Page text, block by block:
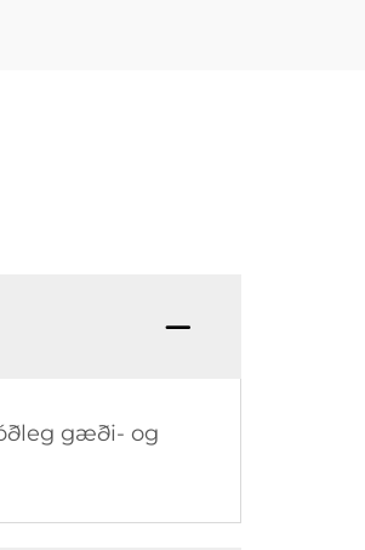
gæði- og